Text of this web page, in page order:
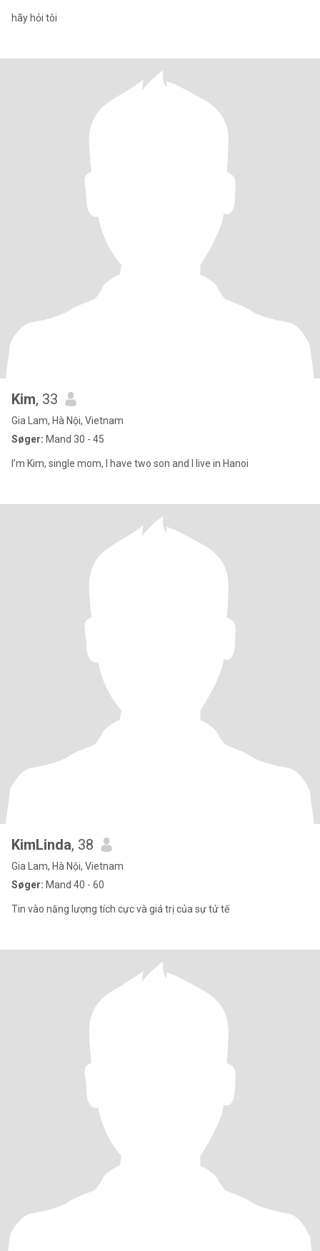
hãy hỏi tôi
Kim, 33
Gia Lam, Hà Nội, Vietnam
Søger: Mand 30 - 45
I’m Kim, single mom, I have two son and I live in Hanoi
KimLinda, 38
Gia Lam, Hà Nội, Vietnam
Søger: Mand 40 - 60
Tin vào năng lượng tích cực và giá trị của sự tử tế